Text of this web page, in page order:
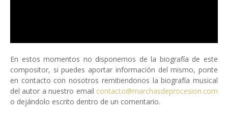
En estos momentos no disponemos de la biografía de este
compositor, si puedes aportar información del mismo, ponte
en contacto con nosotros remitiendonos la biografía musical
del autor a nuestro email contacto@marchasdeprocesion.com
o dejándolo escrito dentro de un comentario.